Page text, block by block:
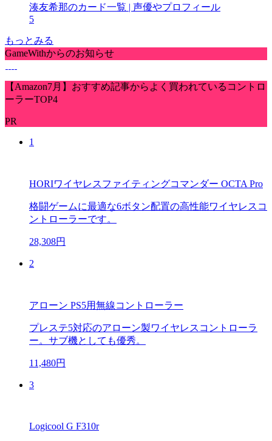
湊友希那のカード一覧 | 声優やプロフィール
5
もっとみる
GameWithからのお知らせ
【Amazon7月】おすすめ記事からよく買われているコントロ
ーラーTOP4
PR
1
HORIワイヤレスファイティングコマンダー OCTA Pro
格闘ゲームに最適な6ボタン配置の高性能ワイヤレスコ
ントローラーです。
28,308円
2
アローン PS5用無線コントローラー
プレステ5対応のアローン製ワイヤレスコントローラ
ー。サブ機としても優秀。
11,480円
3
Logicool G F310r